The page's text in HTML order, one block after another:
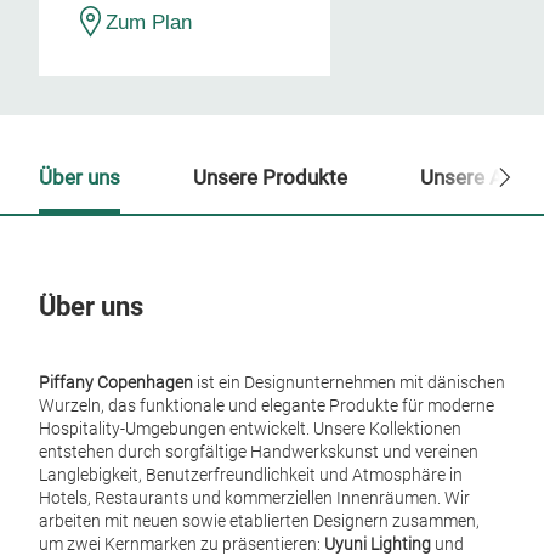
Zum Plan
Über uns
Piffany Copenhagen ist ein Designunternehmen mit dänischen
Wurzeln, das funktionale und elegante Produkte für moderne
Hospitality-Umgebungen entwickelt. Unsere Kollektionen
entstehen durch sorgfältige Handwerkskunst und vereinen
Langlebigkeit, Benutzerfreundlichkeit und Atmosphäre in
Hotels, Restaurants und kommerziellen Innenräumen. Wir
arbeiten mit neuen sowie etablierten Designern zusammen,
um zwei Kernmarken zu präsentieren: Uyuni Lighting und
Über uns Unsere Produkte Unsere